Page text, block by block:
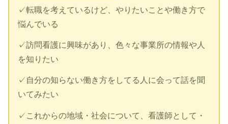
✓転職を考えているけど、やりたいことや働き方で
悩んでいる
✓訪問看護に興味があり、色々な事業所の情報や人
を知りたい
✓自分の知らない働き方をしてる人に会って話を聞
いてみたい
✓これからの地域・社会について、看護師として・